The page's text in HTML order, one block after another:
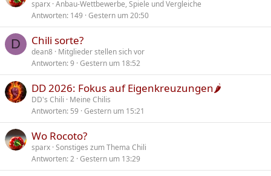
sparx Anbau-Wettbewerbe, Spiele und Vergleiche
Antworten 149 Gestern um 20:50
D Chili sorte?
dean8 Mitglieder stellen sich vor
Antworten 9 Gestern um 18:52
DD 2026: Fokus auf Eigenkreuzungen🌶️
DD's Chili
Meine Chilis
Antworten 59 Gestern um 15:21
Wo Rocoto?
sparx Sonstiges zum Thema Chili
Antworten 2 Gestern um 13:29